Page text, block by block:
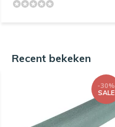
Recent bekeken
-30%
SALE